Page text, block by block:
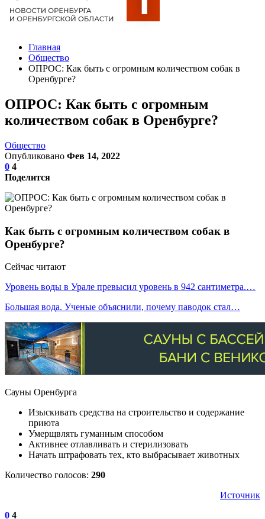
Главная
Общество
ОПРОС: Как быть с огромным количеством собак в
Оренбурге?
ОПРОС: Как быть с огромным
количеством собак в Оренбурге?
Общество
Опубликовано Фев 14, 2022
0 4
Поделится
Как быть с огромным количеством собак в
Оренбурге?
Сейчас читают
Уровень воды в Урале превысил уровень в 942 сантиметра.…
Большая вода. Ученые объяснили, почему паводок стал…
Сауны Оренбурга
Изыскивать средства на строительство и содержание
приюта
Умерщвлять гуманным способом
Активнее отлавливать и стерилизовать
Начать штрафовать тех, кто выбрасывает животных
Количество голосов: 290
Источник
0 4